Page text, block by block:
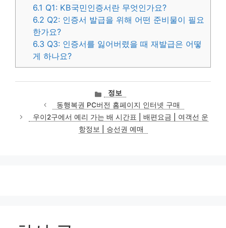
6.1 Q1: KB국민인증서란 무엇인가요?
6.2 Q2: 인증서 발급을 위해 어떤 준비물이 필요
한가요?
6.3 Q3: 인증서를 잃어버렸을 때 재발급은 어떻
게 하나요?
카
테
고
리
정보
동행복권 PC버전 홈페이지 인터넷 구매
우이2구에서 예리 가는 배 시간표 | 배편요금 | 여객선 운
항정보 | 승선권 예매